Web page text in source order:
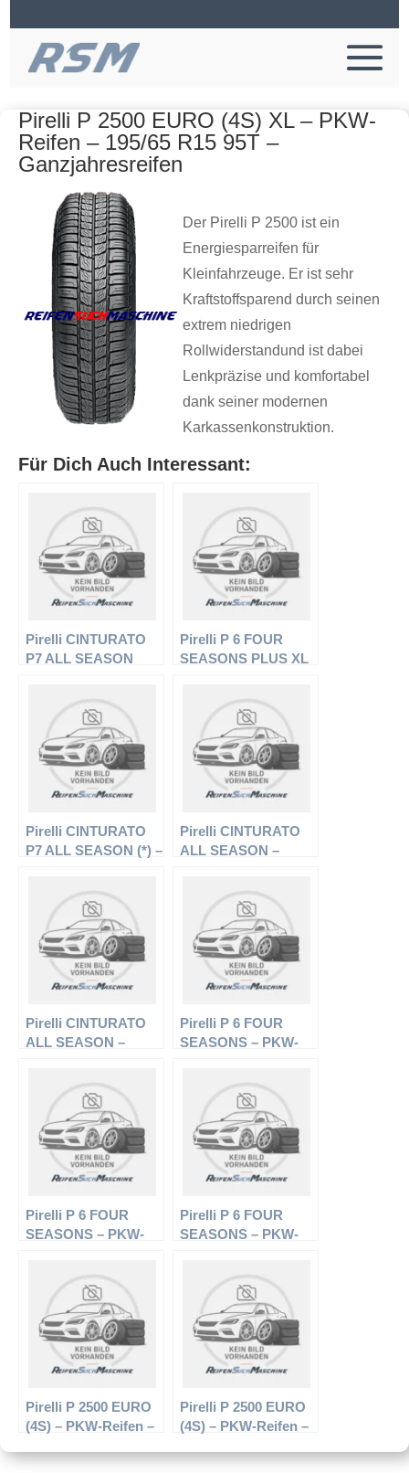
Pirelli P 2500 EURO (4S) XL – PKW-
Reifen – 195/65 R15 95T –
Ganzjahresreifen
Der Pirelli P 2500 ist ein
Energiesparreifen für
Kleinfahrzeuge. Er ist sehr
Kraftstoffsparend durch seinen
extrem niedrigen
Rollwiderstandund ist dabei
Lenkpräzise und komfortabel
dank seiner modernen
Karkassenkonstruktion.
Für Dich Auch Interessant:
Pirelli CINTURATO
P7 ALL SEASON
Ganzjahresreifen
Pirelli P 6 FOUR
SEASONS PLUS XL
Ganzjahresreifen
Pirelli CINTURATO
P7 ALL SEASON (*) –
Ganzjahresreifen
Pirelli CINTURATO
ALL SEASON –
Ganzjahresreifen
Pirelli CINTURATO
ALL SEASON –
Ganzjahresreifen
Pirelli P 6 FOUR
SEASONS – PKW-
Ganzjahresreifen
Pirelli P 6 FOUR
SEASONS – PKW-
Ganzjahresreifen
Pirelli P 6 FOUR
SEASONS – PKW-
Ganzjahresreifen
Pirelli P 2500 EURO
(4S) – PKW-Reifen –
Ganzjahresreifen
Pirelli P 2500 EURO
(4S) – PKW-Reifen –
Ganzjahresreifen